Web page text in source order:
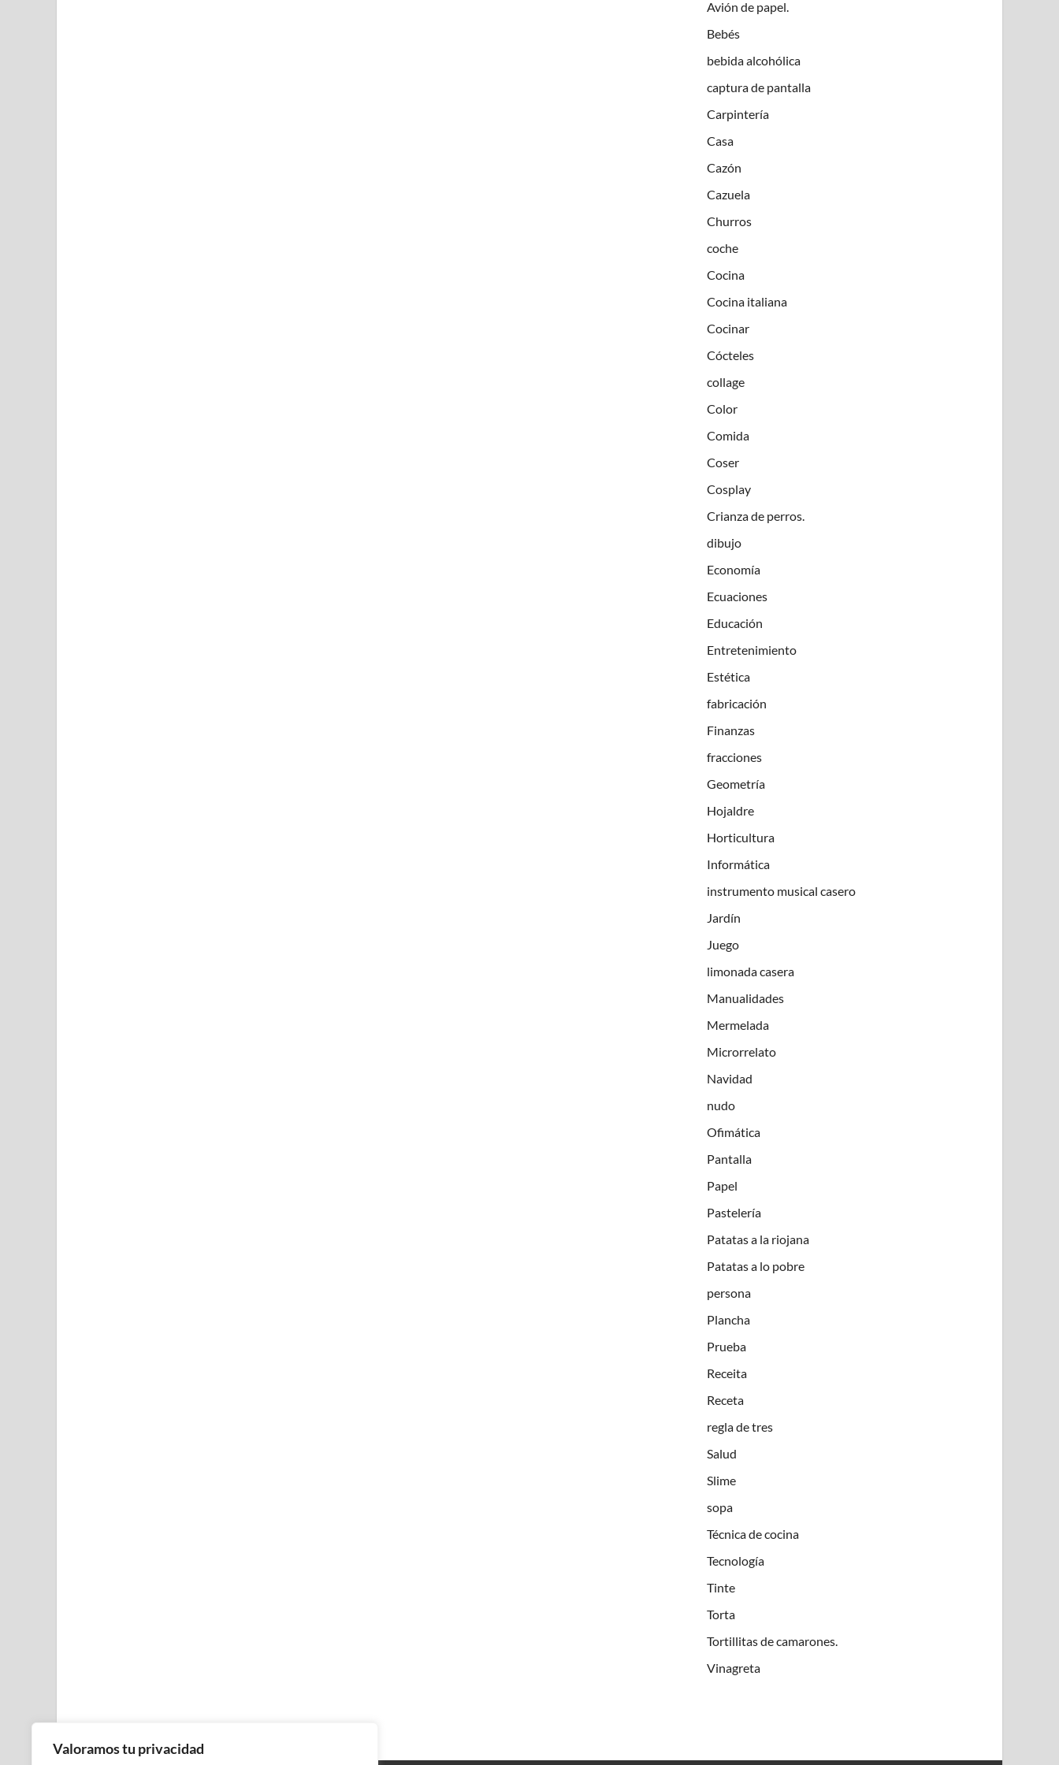
Valoramos tu privacidad
Avión de papel.
Bebés
bebida alcohólica
captura de pantalla
Carpintería
Casa
Cazón
Cazuela
Churros
coche
Cocina
Cocina italiana
Cocinar
Cócteles
collage
Color
Comida
Coser
Cosplay
Crianza de perros.
dibujo
Economía
Ecuaciones
Educación
Entretenimiento
Estética
fabricación
Finanzas
fracciones
Geometría
Hojaldre
Horticultura
Informática
instrumento musical casero
Jardín
Juego
limonada casera
Manualidades
Mermelada
Microrrelato
Navidad
nudo
Ofimática
Pantalla
Papel
Pastelería
Patatas a la riojana
Patatas a lo pobre
persona
Plancha
Prueba
Receita
Receta
regla de tres
Salud
Slime
sopa
Técnica de cocina
Tecnología
Tinte
Torta
Tortillitas de camarones.
Vinagreta